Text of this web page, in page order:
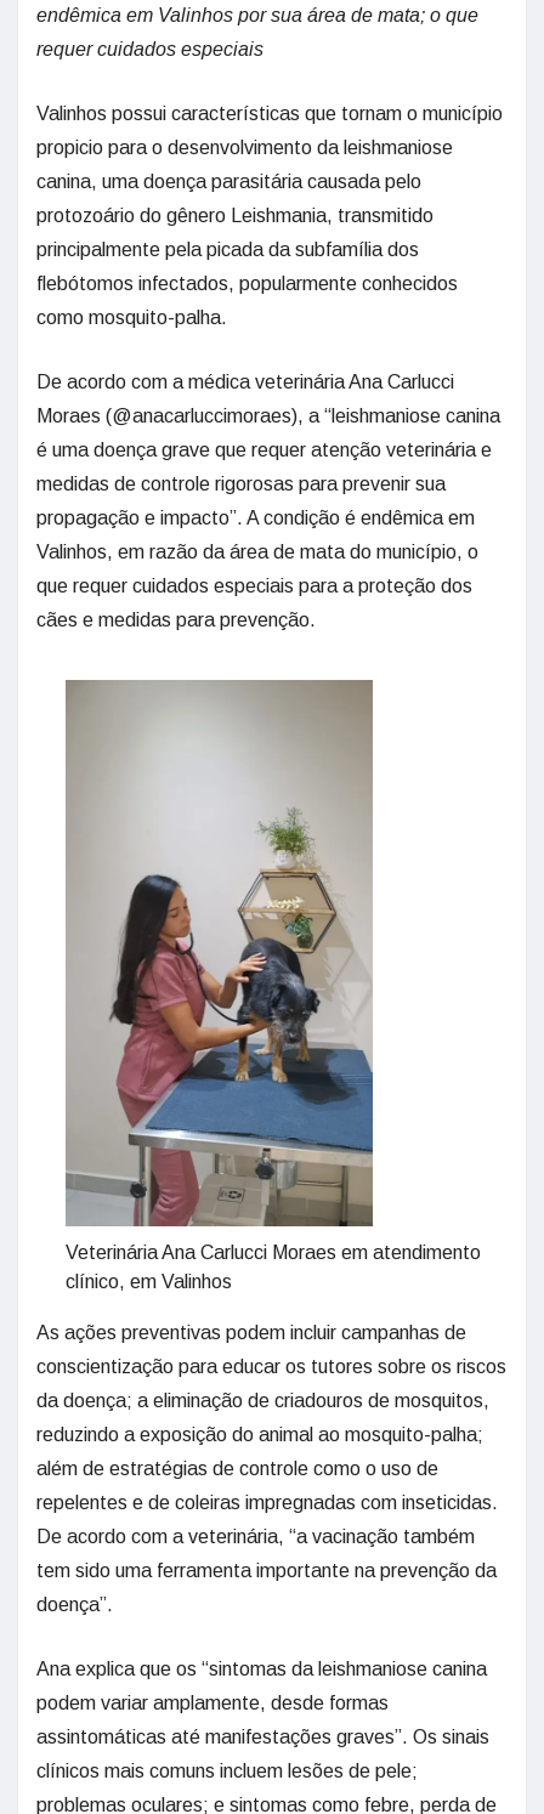
endêmica em Valinhos por sua área de mata; o que
requer cuidados especiais
Valinhos possui características que tornam o município
propicio para o desenvolvimento da leishmaniose
canina, uma doença parasitária causada pelo
protozoário do gênero Leishmania, transmitido
principalmente pela picada da subfamília dos
flebótomos infectados, popularmente conhecidos
como mosquito-palha.
De acordo com a médica veterinária Ana Carlucci
Moraes (@anacarluccimoraes), a “leishmaniose canina
é uma doença grave que requer atenção veterinária e
medidas de controle rigorosas para prevenir sua
propagação e impacto”. A condição é endêmica em
Valinhos, em razão da área de mata do município, o
que requer cuidados especiais para a proteção dos
cães e medidas para prevenção.
Veterinária Ana Carlucci Moraes em atendimento
clínico, em Valinhos
As ações preventivas podem incluir campanhas de
conscientização para educar os tutores sobre os riscos
da doença; a eliminação de criadouros de mosquitos,
reduzindo a exposição do animal ao mosquito-palha;
além de estratégias de controle como o uso de
repelentes e de coleiras impregnadas com inseticidas.
De acordo com a veterinária, “a vacinação também
tem sido uma ferramenta importante na prevenção da
doença”.
Ana explica que os “sintomas da leishmaniose canina
podem variar amplamente, desde formas
assintomáticas até manifestações graves”. Os sinais
clínicos mais comuns incluem lesões de pele;
problemas oculares; e sintomas como febre, perda de